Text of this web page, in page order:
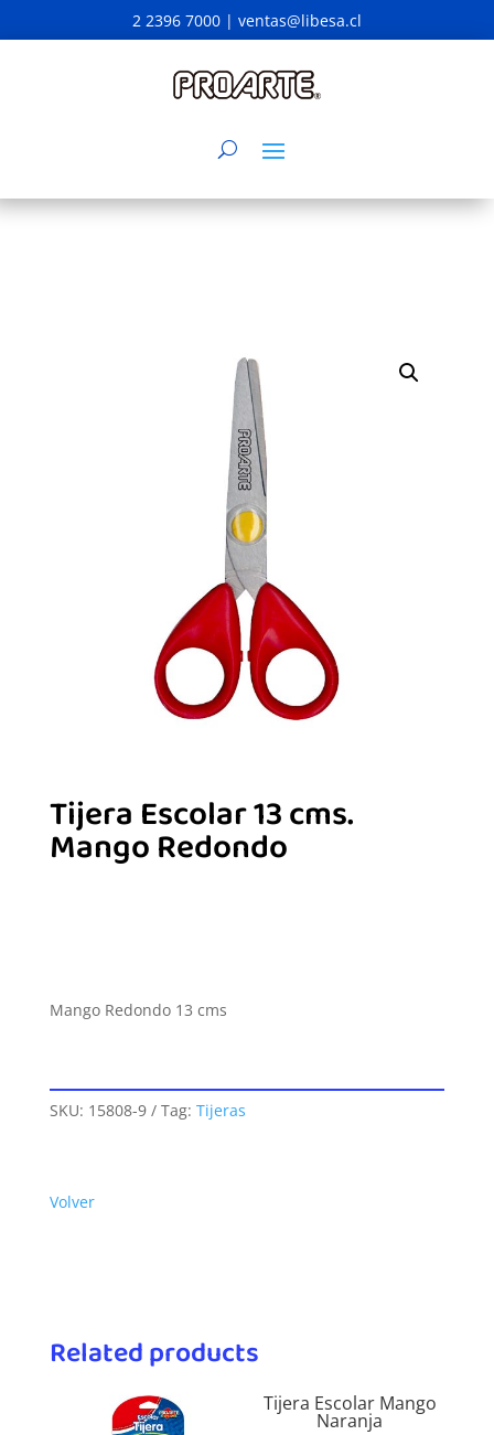
2 2396 7000 | ventas@libesa.cl
Tijera Escolar 13 cms.
Mango Redondo
Mango Redondo 13 cms
SKU: 15808-9 Tag: Tijeras
Volver
Related products
Tijera Escolar Mango
Naranja